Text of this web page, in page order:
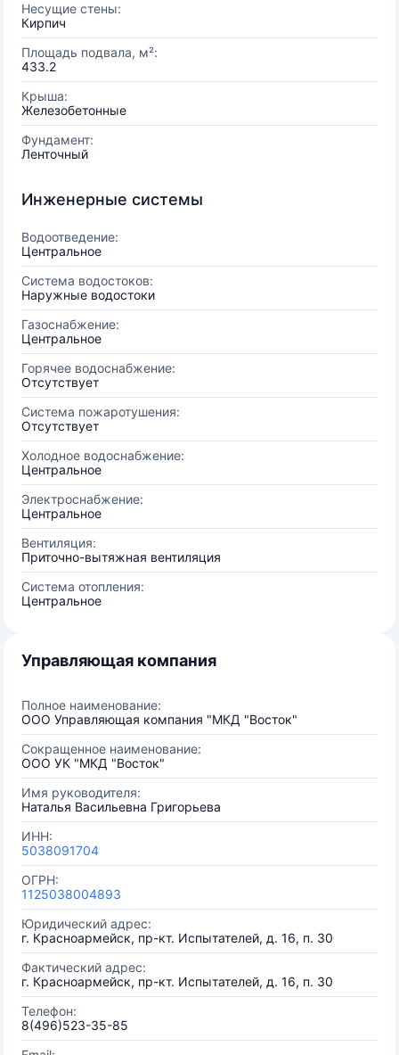
Несущие стены:
Кирпич
Площадь подвала, м²:
433.2
Крыша:
Железобетонные
Фундамент:
Ленточный
Инженерные системы
Водоотведение:
Центральное
Система водостоков:
Наружные водостоки
Газоснабжение:
Центральное
Горячее водоснабжение:
Отсутствует
Система пожаротушения:
Отсутствует
Холодное водоснабжение:
Центральное
Электроснабжение:
Центральное
Вентиляция:
Приточно-вытяжная вентиляция
Система отопления:
Центральное
Управляющая компания
Полное наименование:
ООО Управляющая компания "МКД "Восток"
Сокращенное наименование:
ООО УК "МКД "Восток"
Имя руководителя:
Наталья Васильевна Григорьева
ИНН:
5038091704
ОГРН:
1125038004893
Юридический адрес:
г. Красноармейск, пр-кт. Испытателей, д. 16, п. 30
Фактический адрес:
г. Красноармейск, пр-кт. Испытателей, д. 16, п. 30
Телефон:
8(496)523-35-85